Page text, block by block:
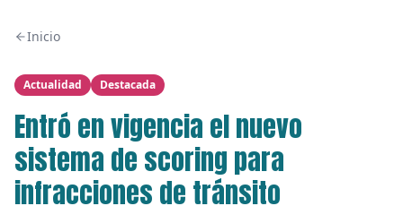
Inicio
Actualidad Destacada
Entró en vigencia el nuevo
sistema de scoring para
infracciones de tránsito